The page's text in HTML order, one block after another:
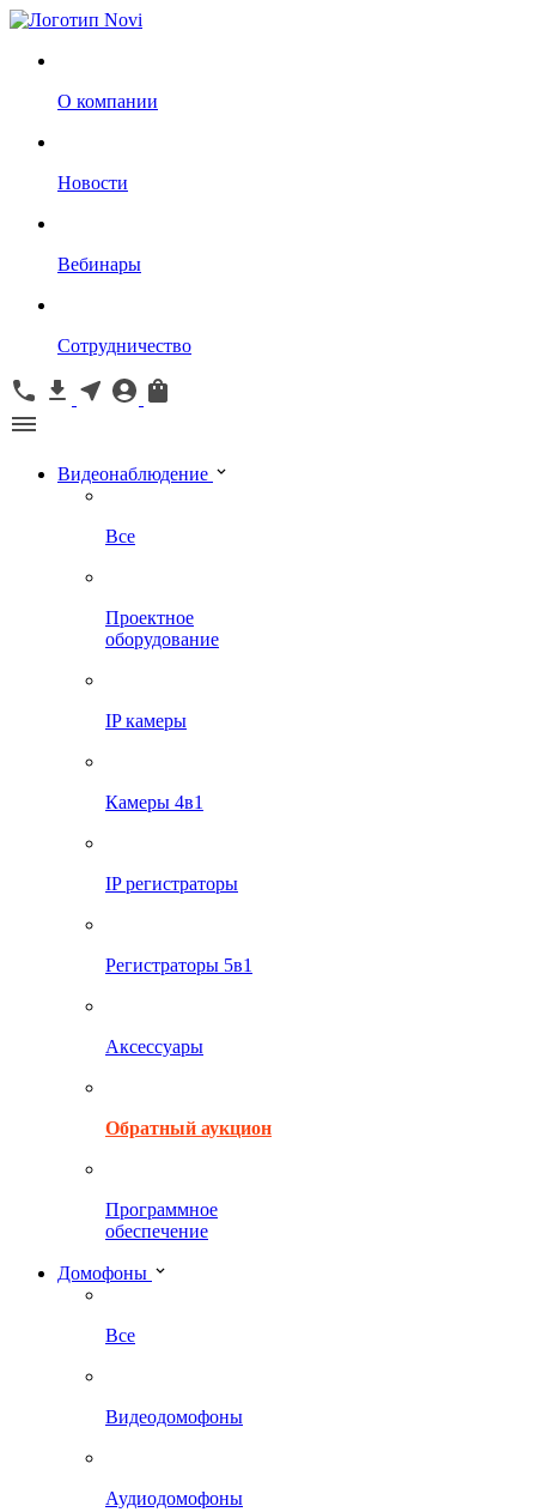
О компании
Новости
Вебинары
Сотрудничество
Видеонаблюдение
Все
Проектное
оборудование
IP камеры
Камеры 4в1
IP регистраторы
Регистраторы 5в1
Аксессуары
Обратный аукцион
Программное
обеспечение
Домофоны
Все
Видеодомофоны
Аудиодомофоны